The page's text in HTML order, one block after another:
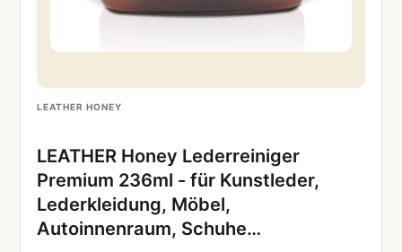
LEATHER HONEY
LEATHER Honey Lederreiniger
Premium 236ml - für Kunstleder,
Lederkleidung, Möbel,
Autoinnenraum, Schuhe…